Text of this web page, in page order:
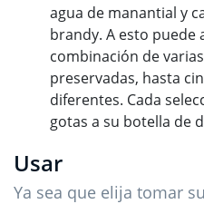
agua de manantial y
brandy. A esto puede
combinación de
preservadas, hasta
diferentes. Cada
gotas a su botella de
Usar
Ya sea que elija tomar